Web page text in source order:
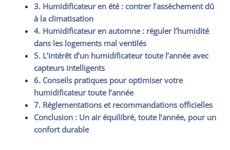
3. Humidificateur en été : contrer l’assèchement dû
à la climatisation
4. Humidificateur en automne : réguler l’humidité
dans les logements mal ventilés
5. L’intérêt d’un humidificateur toute l’année avec
capteurs intelligents
6. Conseils pratiques pour optimiser votre
humidificateur toute l’année
7. Réglementations et recommandations officielles
Conclusion : Un air équilibré, toute l’année, pour un
confort durable